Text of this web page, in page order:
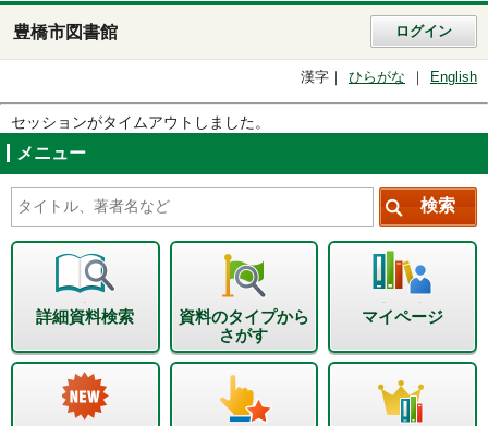
豊橋市図書館 ログイン
漢字 ひらがな English
セッションがタイムアウトしました。
メニュー
詳細資料検索
資料のタイプから
さがす
マイページ